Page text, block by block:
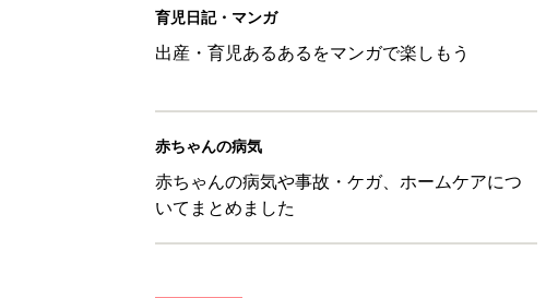
育児日記・マンガ
出産・育児あるあるをマンガで楽しもう
赤ちゃんの病気
赤ちゃんの病気や事故・ケガ、ホームケアにつ
いてまとめました